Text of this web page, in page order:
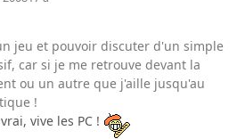
jeu et pouvoir discuter d'un simple
car si je me retrouve devant la
ou un autre que j'aille jusqu'au
!
vive les PC !